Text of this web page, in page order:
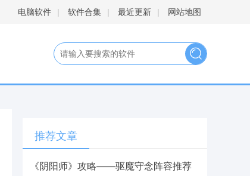
电脑软件 | 软件合集 | 最近更新 | 网站地图
推荐文章
《阴阳师》攻略——驱魔守念阵容推荐